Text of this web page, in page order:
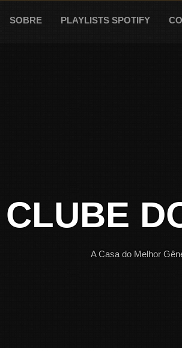
SOBRE PLAYLISTS SPOTIFY
CLUBE
A Casa do Melhor